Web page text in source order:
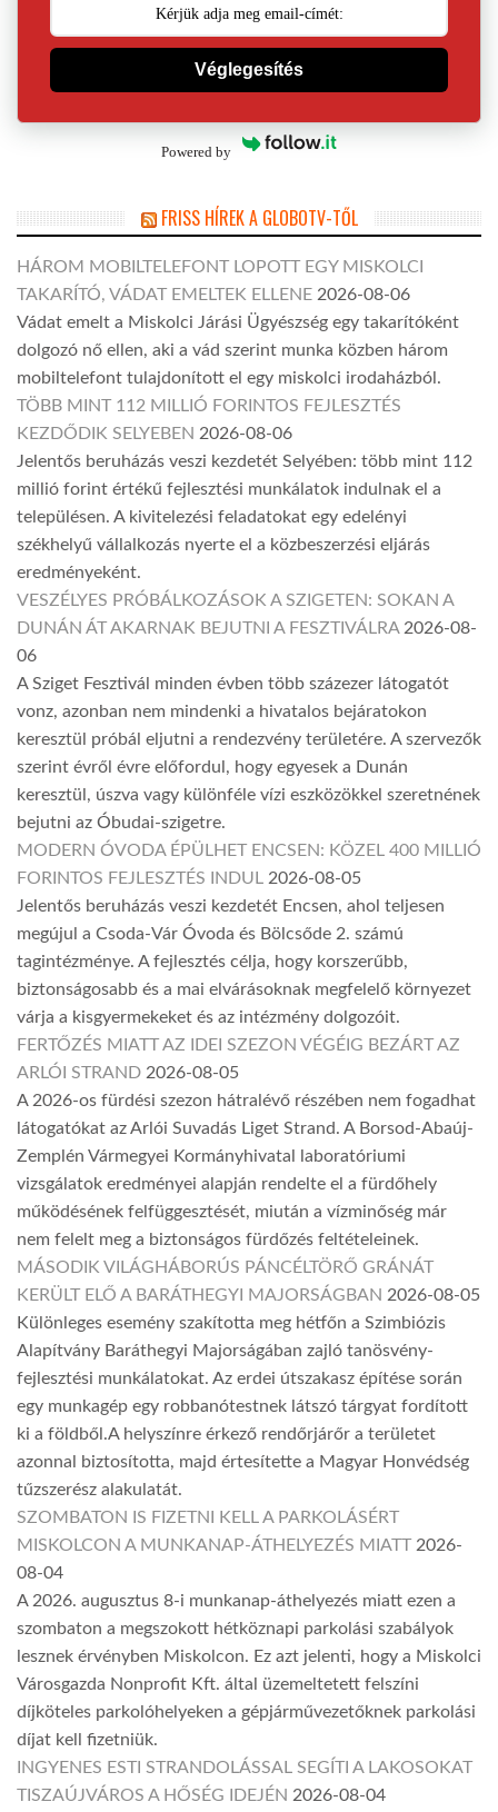
Véglegesítés
Powered by
FRISS HÍREK A GLOBOTV-TŐL
HÁROM MOBILTELEFONT LOPOTT EGY MISKOLCI
TAKARÍTÓ, VÁDAT EMELTEK ELLENE 2026-08-06
Vádat emelt a Miskolci Járási Ügyészség egy takarítóként
dolgozó nő ellen, aki a vád szerint munka közben három
mobiltelefont tulajdonított el egy miskolci irodaházból.
TÖBB MINT 112 MILLIÓ FORINTOS FEJLESZTÉS
KEZDŐDIK SELYEBEN 2026-08-06
Jelentős beruházás veszi kezdetét Selyében: több mint 112
millió forint értékű fejlesztési munkálatok indulnak el a
településen. A kivitelezési feladatokat egy edelényi
székhelyű vállalkozás nyerte el a közbeszerzési eljárás
eredményeként.
VESZÉLYES PRÓBÁLKOZÁSOK A SZIGETEN: SOKAN A
DUNÁN ÁT AKARNAK BEJUTNI A FESZTIVÁLRA 2026-08-
06
A Sziget Fesztivál minden évben több százezer látogatót
vonz, azonban nem mindenki a hivatalos bejáratokon
keresztül próbál eljutni a rendezvény területére. A szervezők
szerint évről évre előfordul, hogy egyesek a Dunán
keresztül, úszva vagy különféle vízi eszközökkel szeretnének
bejutni az Óbudai-szigetre.
MODERN ÓVODA ÉPÜLHET ENCSEN: KÖZEL 400 MILLIÓ
FORINTOS FEJLESZTÉS INDUL 2026-08-05
Jelentős beruházás veszi kezdetét Encsen, ahol teljesen
megújul a Csoda-Vár Óvoda és Bölcsőde 2. számú
tagintézménye. A fejlesztés célja, hogy korszerűbb,
biztonságosabb és a mai elvárásoknak megfelelő környezet
várja a kisgyermekeket és az intézmény dolgozóit.
FERTŐZÉS MIATT AZ IDEI SZEZON VÉGÉIG BEZÁRT AZ
ARLÓI STRAND 2026-08-05
A 2026-os fürdési szezon hátralévő részében nem fogadhat
látogatókat az Arlói Suvadás Liget Strand. A Borsod-Abaúj-
Zemplén Vármegyei Kormányhivatal laboratóriumi
vizsgálatok eredményei alapján rendelte el a fürdőhely
működésének felfüggesztését, miután a vízminőség már
nem felelt meg a biztonságos fürdőzés feltételeinek.
MÁSODIK VILÁGHÁBORÚS PÁNCÉLTÖRŐ GRÁNÁT
KERÜLT ELŐ A BARÁTHEGYI MAJORSÁGBAN 2026-08-05
Különleges esemény szakította meg hétfőn a Szimbiózis
Alapítvány Baráthegyi Majorságában zajló tanösvény-
fejlesztési munkálatokat. Az erdei útszakasz építése során
egy munkagép egy robbanótestnek látszó tárgyat fordított
ki a földből.A helyszínre érkező rendőrjárőr a területet
azonnal biztosította, majd értesítette a Magyar Honvédség
tűzszerész alakulatát.
SZOMBATON IS FIZETNI KELL A PARKOLÁSÉRT
MISKOLCON A MUNKANAP-ÁTHELYEZÉS MIATT 2026-
08-04
A 2026. augusztus 8-i munkanap-áthelyezés miatt ezen a
szombaton a megszokott hétköznapi parkolási szabályok
lesznek érvényben Miskolcon. Ez azt jelenti, hogy a Miskolci
Városgazda Nonprofit Kft. által üzemeltetett felszíni
díjköteles parkolóhelyeken a gépjárművezetőknek parkolási
díjat kell fizetniük.
INGYENES ESTI STRANDOLÁSSAL SEGÍTI A LAKOSOKAT
TISZAÚJVÁROS A HŐSÉG IDEJÉN 2026-08-04